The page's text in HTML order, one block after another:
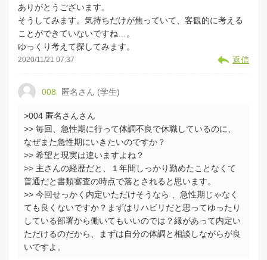
ありがとうございます。
そうしてみます。気持ちだけが焦っていて、客観的に考える
ことができていないですね…。
ゆっくり考えて探してみます。
2020/11/21 07:37 返信
008 匿名さん (学生)
>004 匿名さんさん
>> 毎回、急性期に行って体調不良で休職しているのに、
なぜまた急性期にいきたいのですか？
>> 希望と現実は違いますよね？
>> 主さんの経歴だと、１年間しっかり勤めたことなくて
普通だと書類審査の時点で落とされると思います。
>> 今回せっかく内定いただけそうなら 、急性期じゃなく
ても良くないですか？まずはリハビリだと思ってゆったり
している部署から働いてもいいのでは？縁があって内定い
ただけるのだから、まずは自分の体調と相談しながらが良
いですよ。